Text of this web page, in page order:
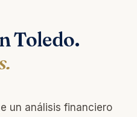
Toledo.
un análisis financiero